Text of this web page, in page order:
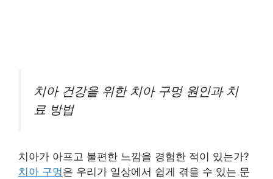
치아 건강을 위한 치아 구멍 원인과 치
료 방법
치아가 아프고 불편한 느낌을 경험한 적이 있는가?
치아 구멍은 우리가 일상에서 쉽게 겪을 수 있는 문